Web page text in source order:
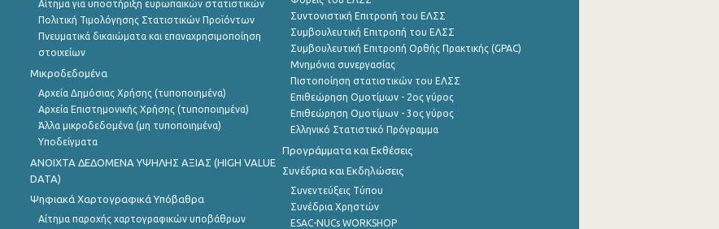
Αίτημα για υποστήριξη ευρωπαϊκών στατιστικών
Πολιτική Τιμολόγησης Στατιστικών Προϊόντων
Πνευματικά δικαιώματα και επαναχρησιμοποίηση
στοιχείων
Μικροδεδομένα
Αρχεία Δημόσιας Χρήσης (τυποποιημένα)
Αρχεία Επιστημονικής Χρήσης (τυποποιημένα)
Άλλα μικροδεδομένα (μη τυποποιημένα)
Υποδείγματα
ANOIXTA ΔΕΔΟΜΕΝΑ ΥΨΗΛΗΣ ΑΞΙΑΣ (HIGH VALUE
DATA)
Ψηφιακά Χαρτογραφικά Υπόβαθρα
Αίτημα παροχής χαρτογραφικών υποβάθρων
Συντονιστική Επιτροπή του ΕΛΣΣ
Συμβουλευτική Επιτροπή του ΕΛΣΣ
Συμβουλευτική Επιτροπή Ορθής Πρακτικής (GPAC)
Μνημόνια συνεργασίας
Πιστοποίηση στατιστικών του ΕΛΣΣ
Επιθεώρηση Ομοτίμων - 2ος γύρος
Επιθεώρηση Ομοτίμων - 3ος γύρος
Ελληνικό Στατιστικό Πρόγραμμα
Προγράμματα και Εκθέσεις
Συνέδρια και Εκδηλώσεις
Συνεντεύξεις Τύπου
Συνέδρια Χρηστών
ESAC-NUCs WORKSHOP